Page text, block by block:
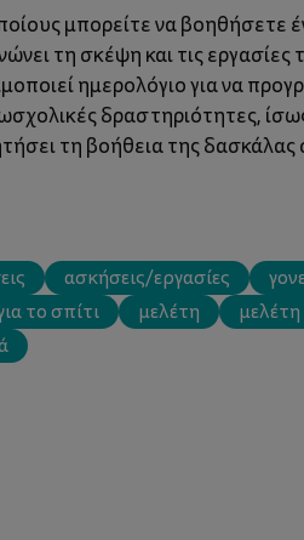
μπορείτε να βοηθήσετε
τη σκέψη και τις
ημερολόγιο για να
δραστηριότητες,
τη βοήθεια της
ασκήσεις/εργασίες
το σπίτι μελέτη